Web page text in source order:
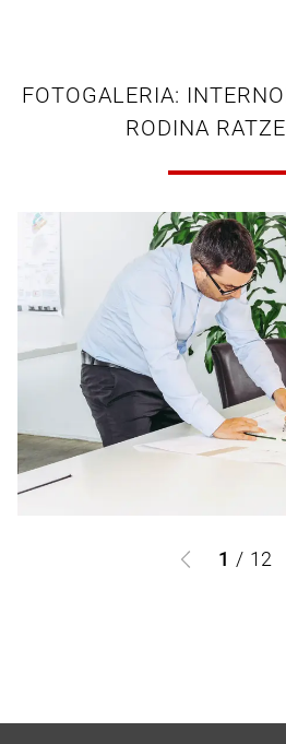
FOTOGALERIA:
RODINA
1 / 12